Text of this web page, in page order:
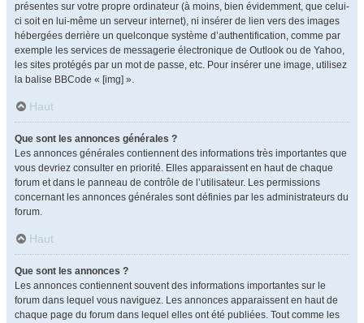
présentes sur votre propre ordinateur (à moins, bien évidemment, que celui-
ci soit en lui-même un serveur internet), ni insérer de lien vers des images
hébergées derrière un quelconque système d’authentification, comme par
exemple les services de messagerie électronique de Outlook ou de Yahoo,
les sites protégés par un mot de passe, etc. Pour insérer une image, utilisez
la balise BBCode « [img] ».
Haut
Que sont les annonces générales ?
Les annonces générales contiennent des informations très importantes que
vous devriez consulter en priorité. Elles apparaissent en haut de chaque
forum et dans le panneau de contrôle de l’utilisateur. Les permissions
concernant les annonces générales sont définies par les administrateurs du
forum.
Haut
Que sont les annonces ?
Les annonces contiennent souvent des informations importantes sur le
forum dans lequel vous naviguez. Les annonces apparaissent en haut de
chaque page du forum dans lequel elles ont été publiées. Tout comme les